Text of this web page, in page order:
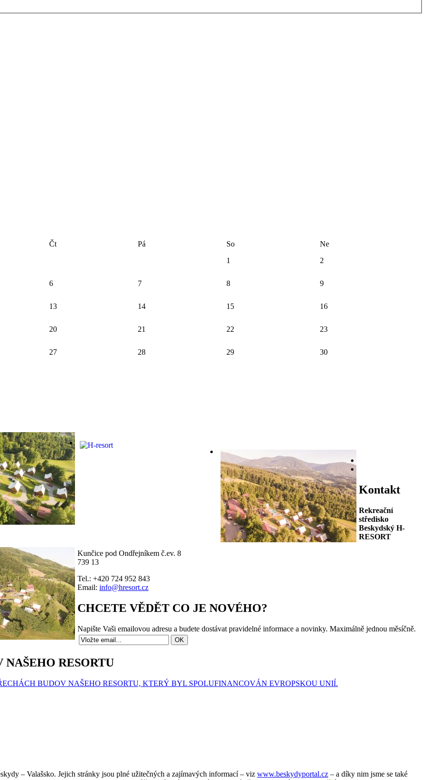
Čt Pá So
Ne
1
2
6 7 8 9
13 14 15 16
20 21 22 23
27 28 29 30
Kontakt
Rekreační
středisko
Beskydský H-
RESORT
Kunčice pod Ondřejníkem č.ev. 8
739 13
Tel.: +420 724 952 843
Email: info@hresort.cz
CHCETE VĚDĚT CO JE NOVÉHO?
Napište Vaši emailovou adresu a budete dostávat pravidelné informace a novinky. Maximálně jednou měsíčně.
NAŠEHO RESORTU
BUDOV NAŠEHO RESORTU, KTERÝ BYL SPOLUFINANCOVÁN EVROPSKOU UNIÍ.
– Valašsko. Jejich stránky jsou plné užitečných a zajímavých informací – viz www.beskydyportal.cz – a díky nim jsme se také